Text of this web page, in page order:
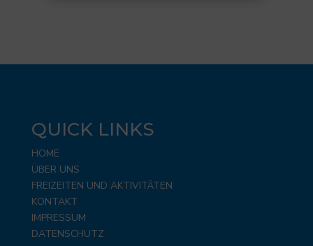
QUICK LINKS
HOME
ÜBER UNS
FREIZEITEN UND AKTIVITÄTEN
KONTAKT
IMPRESSUM
DATENSCHUTZ